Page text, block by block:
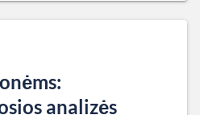
analizės